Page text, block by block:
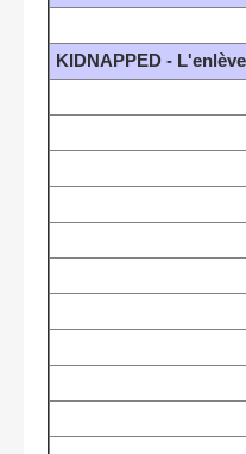
KIDNAPPED -